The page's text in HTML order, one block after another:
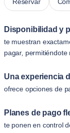
Disponibilidad y
te muestran
pagar, permitiéndote
Una experiencia
ofrece opciones de
Planes de pago
te ponen en control